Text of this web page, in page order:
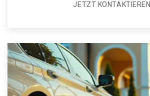
JETZT KONTAKTIEREN